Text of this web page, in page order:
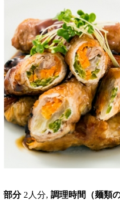
部分 2人分, 調理時間（麺類